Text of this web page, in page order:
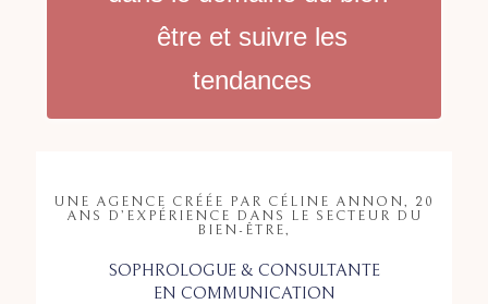
être et suivre les
tendances
UNE AGENCE CRÉÉE PAR CÉLINE ANNON, 20
ANS D’EXPÉRIENCE DANS LE SECTEUR DU
BIEN-ÊTRE,
SOPHROLOGUE & CONSULTANTE
EN COMMUNICATION